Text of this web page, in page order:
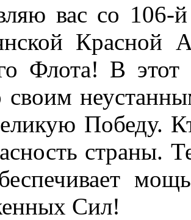
вас со 106-
Красной
Флота! В
своим
Победу.
страны.
Сил!